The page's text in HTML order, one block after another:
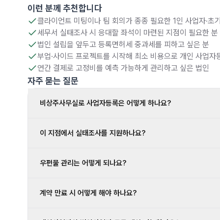
이런 분께 추천합니다
클라이언트 미팅이나 팀 회의가 종종 필요한 1인 사업자·초
세무서 실태조사 시 응대할 좌석이 마련된 지점이 필요한 분
법인 설립을 앞두고 등록면허세 중과세를 피하고 싶은 분
부업·사이드 프로젝트를 시작해 최소 비용으로 개인 사업자
연간 결제로 고정비를 예측 가능하게 관리하고 싶은 법인
자주 묻는 질문
비상주사무실로 사업자등록은 어떻게 하나요?
이 지점에서 실태조사를 지원하나요?
우편물 관리는 어떻게 되나요?
계약 만료 시 어떻게 해야 하나요?